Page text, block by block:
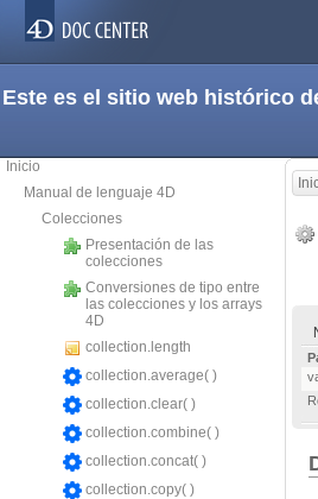
Este es el sitio web histórico
Inicio
Manual de lenguaje 4D
Colecciones
Presentación de las
colecciones
Conversiones de tipo entre
las colecciones y los arrays
4D
collection.length
collection.average( )
collection.clear( )
collection.combine( )
collection.concat( )
collection.copy( )